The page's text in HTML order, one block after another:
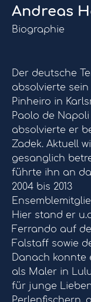
Andreas
Biographie
Der deutsche
absolvierte
Pinheiro in
Paolo de
absolvierte er
Zadek. Aktuell
gesanglich
führte ihn an
2004 bis 2013
Hier stand er
Ferrando auf
Falstaff sowie
Danach konnte
als Maler in
für junge